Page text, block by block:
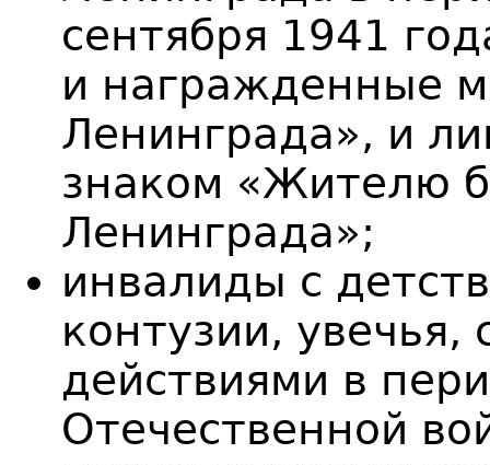
сентября 1941
и награжденные
Ленинграда», и
знаком «Жителю
Ленинграда»;
инвалиды с
контузии,
действиями в
Отечественной